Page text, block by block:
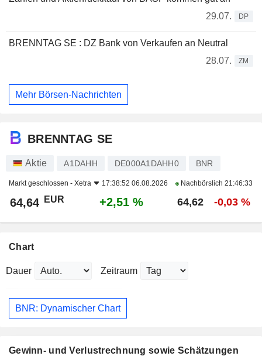
29.07.
DP
BRENNTAG SE : DZ Bank von Verkaufen an Neutral
28.07.
ZM
Mehr Börsen-Nachrichten
BRENNTAG SE
Aktie A1DAHH DE000A1DAHH0 BNR
Markt geschlossen - Xetra 17:38:52 06.08.2026 Nachbörslich 21:46:33
64,64 EUR +2,51 % 64,62 -0,03 %
Chart
Dauer Zeitraum
BNR: Dynamischer Chart
Gewinn- und Verlustrechnung sowie Schätzungen